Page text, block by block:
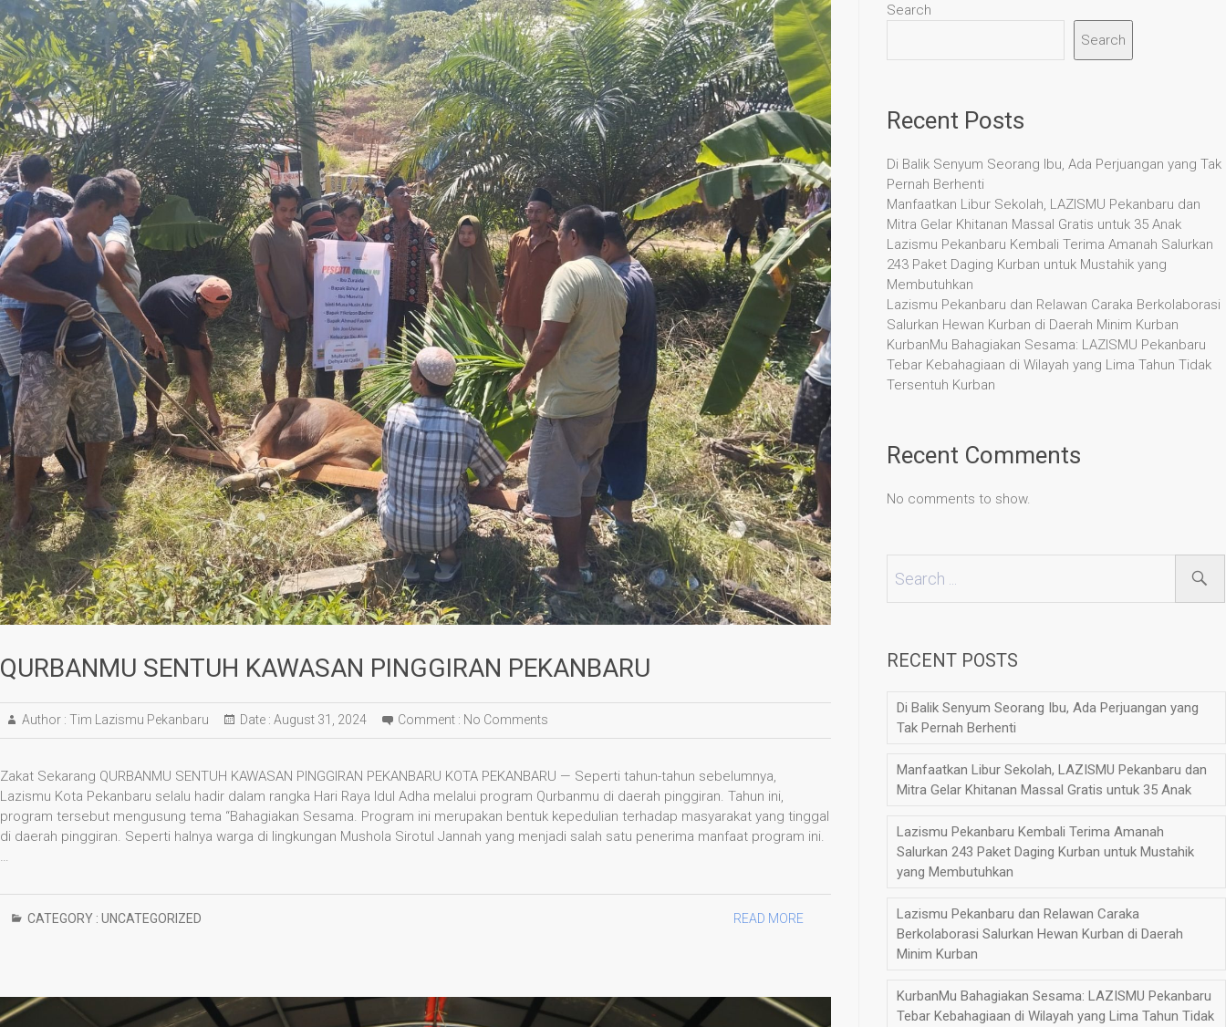
QURBANMU SENTUH KAWASAN PINGGIRAN PEKANBARU
Author : Tim Lazismu Pekanbaru Date : August 31, 2024 Comment : No Comments
Zakat Sekarang QURBANMU SENTUH KAWASAN PINGGIRAN PEKANBARU KOTA PEKANBARU — Seperti tahun-tahun sebelumnya,
Lazismu Kota Pekanbaru selalu hadir dalam rangka Hari Raya Idul Adha melalui program Qurbanmu di daerah pinggiran. Tahun ini,
program tersebut mengusung tema “Bahagiakan Sesama. Program ini merupakan bentuk kepedulian terhadap masyarakat yang tinggal
di daerah pinggiran. Seperti halnya warga di lingkungan Mushola Sirotul Jannah yang menjadi salah satu penerima manfaat program ini.
…
CATEGORY : UNCATEGORIZED READ MORE
Search
Search
Recent Posts
Di Balik Senyum Seorang Ibu, Ada Perjuangan yang Tak
Pernah Berhenti
Manfaatkan Libur Sekolah, LAZISMU Pekanbaru dan
Mitra Gelar Khitanan Massal Gratis untuk 35 Anak
Lazismu Pekanbaru Kembali Terima Amanah Salurkan
243 Paket Daging Kurban untuk Mustahik yang
Membutuhkan
Lazismu Pekanbaru dan Relawan Caraka Berkolaborasi
Salurkan Hewan Kurban di Daerah Minim Kurban
KurbanMu Bahagiakan Sesama: LAZISMU Pekanbaru
Tebar Kebahagiaan di Wilayah yang Lima Tahun Tidak
Tersentuh Kurban
Recent Comments
No comments to show.
RECENT POSTS
Di Balik Senyum Seorang Ibu, Ada Perjuangan yang
Tak Pernah Berhenti
Manfaatkan Libur Sekolah, LAZISMU Pekanbaru dan
Mitra Gelar Khitanan Massal Gratis untuk 35 Anak
Lazismu Pekanbaru Kembali Terima Amanah
Salurkan 243 Paket Daging Kurban untuk Mustahik
yang Membutuhkan
Lazismu Pekanbaru dan Relawan Caraka
Berkolaborasi Salurkan Hewan Kurban di Daerah
Minim Kurban
KurbanMu Bahagiakan Sesama: LAZISMU Pekanbaru
Tebar Kebahagiaan di Wilayah yang Lima Tahun Tidak